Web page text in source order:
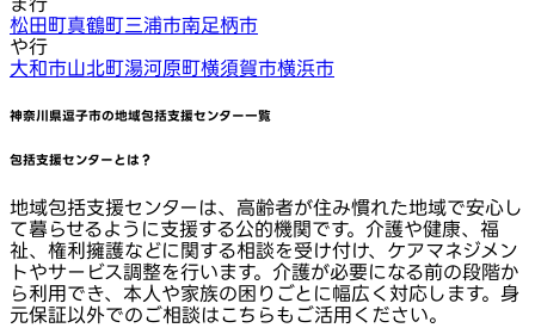
松田町真鶴町三浦市南足柄市
や行
大和市山北町湯河原町横須賀市横浜市
神奈川県逗子市の地域包括支援センター一覧
包括支援センターとは？
地域包括支援センターは、高齢者が住み慣れた地域で安心し
て暮らせるように支援する公的機関です。介護や健康、福
祉、権利擁護などに関する相談を受け付け、ケアマネジメン
トやサービス調整を行います。介護が必要になる前の段階か
ら利用でき、本人や家族の困りごとに幅広く対応します。身
元保証以外でのご相談はこちらもご活用ください。